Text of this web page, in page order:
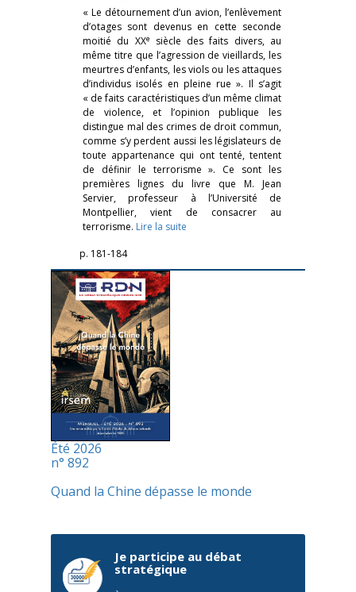
« Le détournement d’un avion, l’enlèvement
d’otages sont devenus en cette seconde
moitié du XXesiècle des faits divers, au
même titre que l’agression de vieillards, les
meurtres d’enfants, les viols ou les attaques
d’individus isolés en pleine rue ». Il s’agit
« de faits caractéristiques d’un même climat
de violence, et l’opinion publique les
distingue mal des crimes de droit commun,
comme s’y perdent aussi les législateurs de
toute appartenance qui ont tenté, tentent
de définir le terrorisme ». Ce sont les
premières lignes du livre que M. Jean
Servier, professeur à l’Université de
Montpellier, vient de consacrer au
terrorisme. Lire la suite
p. 181-184
Été 2026
n° 892
Quand la Chine dépasse le monde
Je participe au débat
stratégique